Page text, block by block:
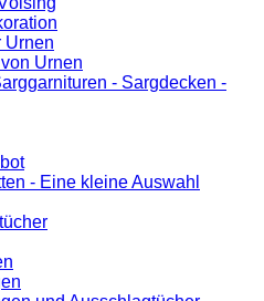
Urnen
Urnen
- Sargdecken -
- Eine kleine Auswahl